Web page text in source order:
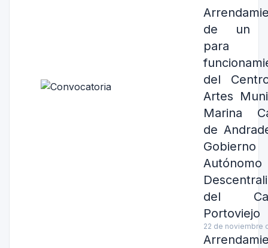
de un
para
del
Artes
Marina
de
Gobierno
Autónomo
del
Portoviejo
22 de noviembre